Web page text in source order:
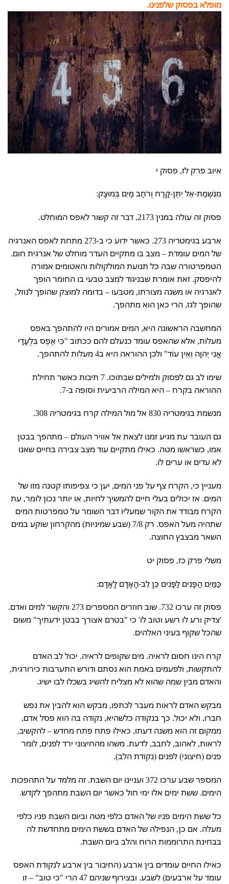
מופלא בפסוק שלפנינו.
איוב פרק לז, פסוק י
מִנִּשְׁמַת-אֵל יִתֶּן-קָרַח וְרֹחַב מַיִם בְּמוּצָק:
פסוק זה עולה במנין 2173, דבר זה קשור לאפס המוחלט.
ארבע בגימטריה 273. כאשר ידוע כי ב-273 מתחת לאפס האנרגיה
של המים עומדת – מצב בו מתקיים העדר מוחלט של אנרגית חום.
הטמפרטורה שבה כל תנועת המולקולות והאטומים אמורה
להיפסק. זאת אומרת שבניגוד למצב טבעי בו החומר הופך
לאנרגיה או משנה מצורתו, מטבעו – בדומה למוצק שהופך לנוזל,
שהופך לגז, הרי כאן הוא מתהפך.
המחשבה הראשונה היא, המים אמורים היו להתהפך באפס
מעלות, אלא שהאפס עומד כנעלם להם ככתוב "כִּי אֶפֶס בִּלְעָדָי
אֲנִי יְהוָה וְאֵין עוֹד" ולכן ההוראה היא ב4 מעלות להתהפך.
שימו לב גם לפסוק ולמילים שבתוכו. 7 תיבות כאשר תחילת
ההוראה בקרח – היא המילה הרביעית וסופה ב-7.
מנשמת בגימטריה 830 אל מול המילה קרח בגימטריה 308.
גם העובר עת מגיע זמנו לצאת אל אוויר העולם – מתהפך בבטן
אמו, כשראשו מטה. כאילו מתקיים עוד מצב צבירה בחיים שאנו
לא עדים או ערים לו.
מעניין כי, הקרח צף על פני המים, יען כי צפיפותו קטנה מזו של
המים. אז יכולים בעלי חיים להמשיך לחיות, או יותר נכון לומר, עת
הקרח מבודד את הקור שמעליו דבר השומר על טמפרטות המים
שתהיה מעל האפס. רק 7/8 (שבע שמיניות) מהקרחון שוקע במים
השאר מבצבץ החוצה.
משלי פרק כז, פסוק יט
כַּמַּיִם הַפָּנִים לַפָּנִים כֵּן לֵב-הָאָדָם לָאָדָם:
פסוק זה ערכו 732. שוב חוזרים המספרים 273 והקשר למים ואדם.
'צדיק ורע לו רשע וטוב לו' כי "בטרם אצורך בבטן ידעתיך" משום
שהכל שקוף בעיני האלהים.
קרח הינו חסום לראיה. מים שקופים לראיה. יכול לב האדם
להתקשות, ולפעמים באמת הוא נסתם ודורש התערבות כירורגית,
והאדם מבין שמה שהוא לא מצליח להשיג בשכלו לבו ישיג.
מבקש האדם לראות מעבר לכתפו, מבקש הוא להבין את נפש
חברו, ולא יכול. כך בנקודה כלשהיא, נקודה בה הוא פסל אדם,
ממקום זה הוא משנה דעתו, כאילו פתח פתח מחדש – להקשיב,
לראות, לאהוב, לחבב, לדעת. משהו מהחיצוני ירד לפנים, לומר
פנים (חיצוני) לפנים (נקודת הלב).
המספר שבע ערכו 372 ועניינו יום השבת. זה מלמד על התהפכות
הימים. ששת ימים אלו ימי חול כאשר יום השבת מתהפך לקדש.
כל ששת הימים פניו של האדם כלפי מטה וביום השבת פניו כלפי
מעלה. אם כן, הנפילה של האדם בששת הימים מתחדשת לה
בבחינת התרוממות הרוח והלב ביום השבת.
כאילו החיים עומדים בין ארבע (החיבור בין ארבע לנקודת האפס
עומד על ארבעים) לשבע. ובצירוף שניהם 47 הרי "כי טוב" – זו